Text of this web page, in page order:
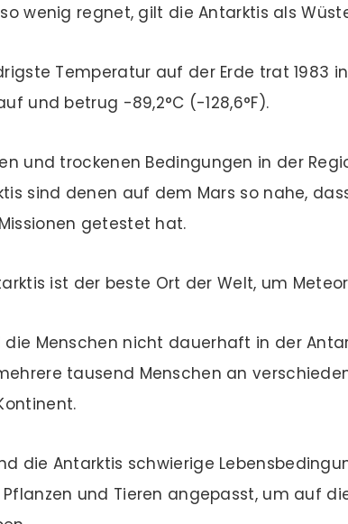
wenig regnet, gilt die Antarktis als
Temperatur auf der Erde trat 1983
und betrug -89,2°C (-128,6°F).
und trockenen Bedingungen in der
sind denen auf dem Mars so nahe,
getestet hat.
ist der beste Ort der Welt, um
Menschen nicht dauerhaft in der
tausend Menschen an
die Antarktis schwierige
Pflanzen und Tieren angepasst, um auf